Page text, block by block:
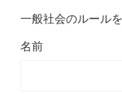
一般社会のルール
名前